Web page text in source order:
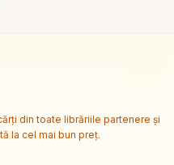
din toate librăriile partenere și
la cel mai bun preț.